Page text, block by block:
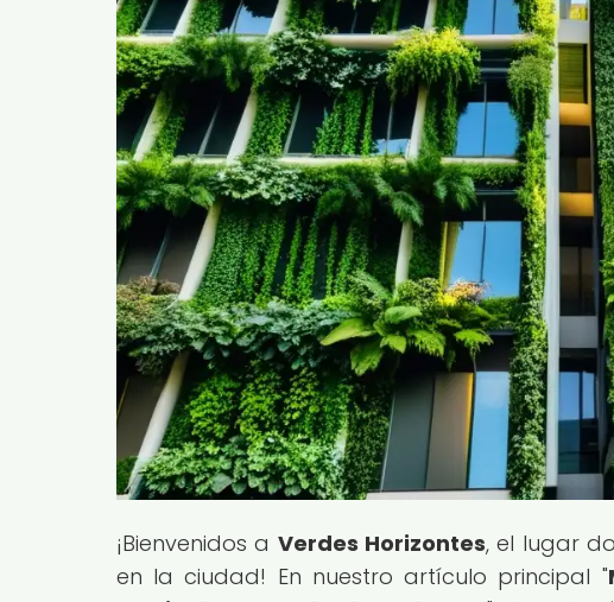
¡Bienvenidos a Verdes Horizontes, el lugar
en la ciudad! En nuestro artículo principal "